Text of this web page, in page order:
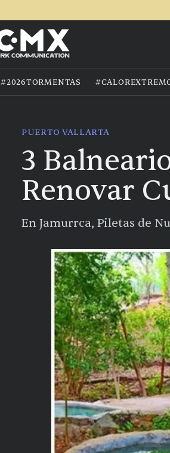
#2026TORMENTAS
PUERTO VALLARTA
3
Renovar
En Jamurrca, Piletas de